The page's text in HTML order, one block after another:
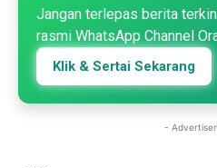
Jangan terlepas berita
rasmi WhatsApp Channel
Klik & Sertai Sekarang
-